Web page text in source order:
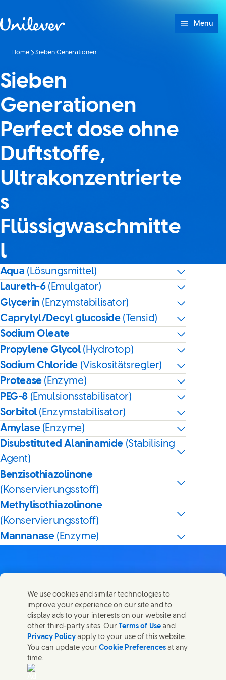
Menu
Home Sieben Generationen
Sieben
Generationen
Perfect dose ohne
Duftstoffe,
Ultrakonzentrierte
s
Flüssigwaschmitte
l
Aqua (Lösungsmittel)
Laureth-6 (Emulgator)
Glycerin (Enzymstabilisator)
Caprylyl/Decyl glucoside (Tensid)
Sodium Oleate
Propylene Glycol(Hydrotop)
Sodium Chloride (Viskositätsregler)
Protease (Enzyme)
PEG-8 (Emulsionsstabilisator)
Sorbitol(Enzymstabilisator)
Amylase (Enzyme)
Disubstituted Alaninamide (Stabilising
Agent)
Benzisothiazolinone
(Konservierungsstoff)
Methylisothiazolinone
(Konservierungsstoff)
Mannanase (Enzyme)
Diese Seite teilen
Share this page on Facebook
Share this page on X
Share this page on Linked In
Share this page on E-
Kontakt
Wir freuen uns über Ihre Meinungen, Anregungen und
helfen gerne bei Fragen.
Kontakt
We use cookies and similar technologies to
improve your experience on our site and to
display ads to your interests on our website and
other third-party sites. Our Terms of Use and
Privacy Policy apply to your use of this website.
You can update yourCookie Preferences at any
time.